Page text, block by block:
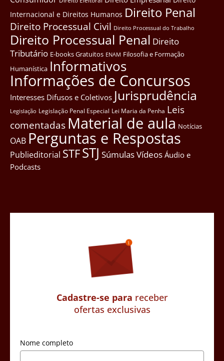
Internacional e Direitos Humanos Direito Penal
Direito Processual Civil Direito Processual do Trabalho
Direito Processual Penal Direito
Tributário E-books Gratuitos ENAM Filosofia e Formação
Humanística Informativos
Informações de Concursos
Interesses Difusos e Coletivos Jurisprudência
Legislação Legislação Penal Especial Lei Maria da Penha Leis
comentadas Material de aula Notícias
OAB Perguntas e Respostas
Publieditorial STFSTJ SúmulasVídeos Áudio e
Podcasts
Cadastre-se para receber
ofertas exclusivas
Nome completo